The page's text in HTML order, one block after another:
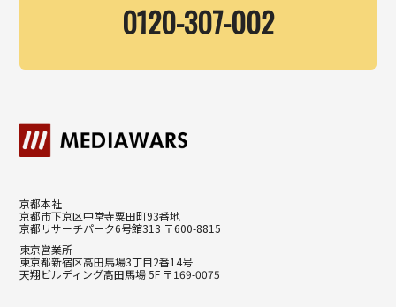
0120-307-002
京都本社
京都市下京区中堂寺粟田町93番地
京都リサーチパーク6号館313 〒600-8815
東京営業所
東京都新宿区高田馬場3丁目2番14号
天翔ビルディング高田馬場 5F 〒169-0075